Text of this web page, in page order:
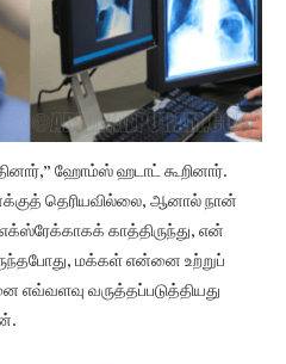
ஹோம்ஸ் ஹடாட் கூறினார்.
தெரியவில்லை, ஆனால் நான்
காத்திருந்து, என்
மக்கள் என்னை உற்றுப்
எவ்வளவு வருத்தப்படுத்தியது